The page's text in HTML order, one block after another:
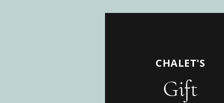
CHALET'S
Gift